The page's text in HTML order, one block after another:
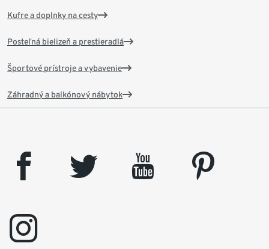
Kufre a doplnky na cesty
Posteľná bielizeň a prestieradlá
Športové prístroje a vybavenie
Záhradný a balkónový nábytok
facebook twitter youtube
pinterest
instagram